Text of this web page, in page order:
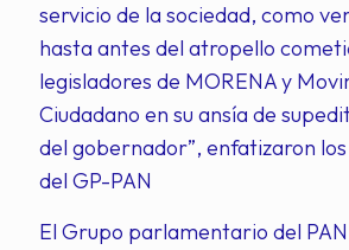
servicio de la sociedad, como
hasta antes del atropello
legisladores de MORENA y
Ciudadano en su ansía de
del gobernador”, enfatizaron
del GP-PAN
El Grupo parlamentario del